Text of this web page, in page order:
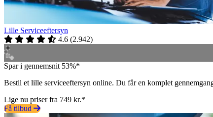
Lille Serviceeftersyn
4.6 (2.942)
Spar i gennemsnit 53%*
Bestil et lille serviceeftersyn online. Du får en komplet
Lige nu priser fra 749 kr.*
Få tilbud